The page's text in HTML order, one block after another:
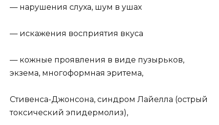
— нарушения слуха, шум в ушах
— искажения восприятия вкуса
— кожные проявления в виде пузырьков,
экзема, многоформная эритема,
Стивенса-Джонсона, синдром Лайелла (острый
токсический эпидермолиз),